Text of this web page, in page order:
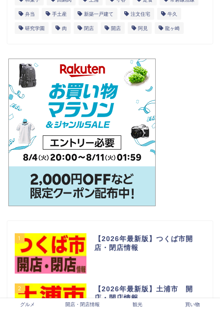
弁当 手土産 新築一戸建て 注文住宅 牛久
研究学園 肉 閉店 開店 阿見 龍ヶ崎
1
【2026年最新版】つくば市開
店・閉店情報
2
【2026年最新版】土浦市 開
店・閉店情報
グルメ 開店・閉店情報 観光 買い物